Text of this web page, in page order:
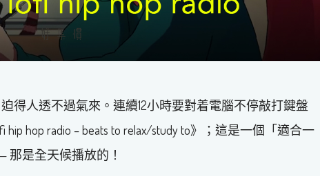
得人透不過氣來。連續12小時要對着電腦不停敲打鍵盤
hop radio – beats to relax/study to》；這是一個「適合一
那是全天候播放的！